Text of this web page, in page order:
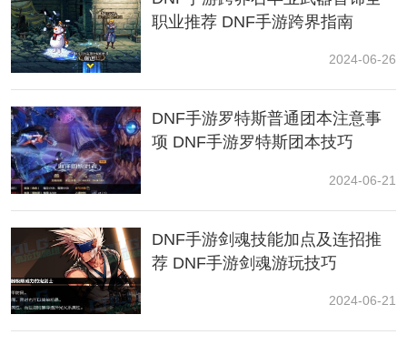
【宠物装备介绍】
目前游戏内宠物装备共有4个品级，分别是：普通、高
级、稀有、神器
职业推荐 DNF手游跨界指南
2024-06-26
DNF手游罗特斯普通团本注意事
项 DNF手游罗特斯团本技巧
2024-06-21
DNF手游剑魂技能加点及连招推
荐 DNF手游剑魂游玩技巧
2024-06-21